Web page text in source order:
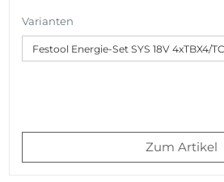
Varianten
Zum Artikel